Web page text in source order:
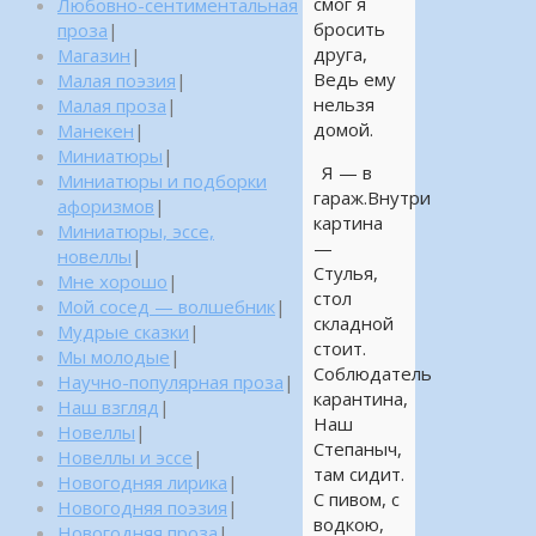
бросить
друга,
Ведь ему
нельзя
домой.
Я — в
гараж.Внутри
картина
—
Стулья,
стол
складной
стоит.
Соблюдатель
карантина,
Наш
Степаныч,
там сидит.
С пивом, с
водкою,
Любовно-сентиментальная
проза |
Магазин |
Малая поэзия |
Малая проза |
Манекен |
Миниатюры |
Миниатюры и подборки
афоризмов |
Миниатюры, эссе,
новеллы |
Мне хорошо |
Мой сосед — волшебник|
Мудрые сказки |
Мы молодые |
Научно-популярная проза |
Наш взгляд |
Новеллы |
Новеллы и эссе |
Новогодняя лирика |
Новогодняя поэзия |